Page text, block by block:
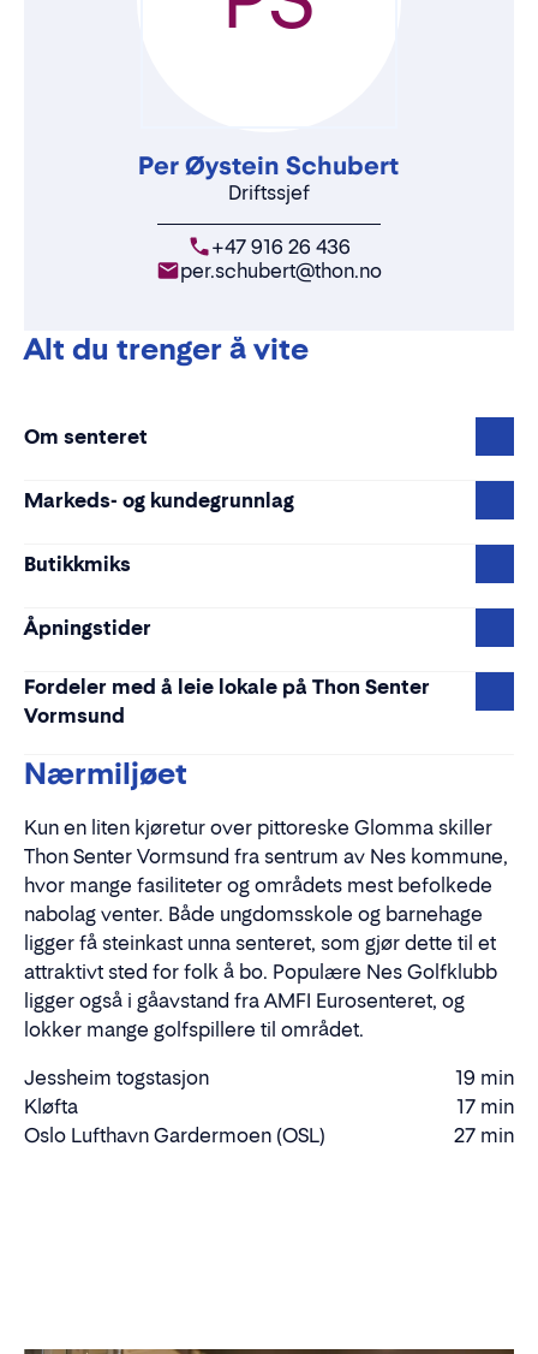
Per Øystein Schubert
Driftssjef
+47 916 26 436
per.schubert@thon.no
Alt du trenger å vite
Om senteret
Markeds- og kundegrunnlag
Butikkmiks
Åpningstider
Fordeler med å leie lokale på Thon Senter
Vormsund
Nærmiljøet
Kun en liten kjøretur over pittoreske Glomma skiller
Thon Senter Vormsund fra sentrum av Nes kommune,
hvor mange fasiliteter og områdets mest befolkede
nabolag venter. Både ungdomsskole og barnehage
ligger få steinkast unna senteret, som gjør dette til et
attraktivt sted for folk å bo. Populære Nes Golfklubb
ligger også i gåavstand fra AMFI Eurosenteret, og
lokker mange golfspillere til området.
Jessheim togstasjon
19 min
Kjøretid
Kløfta 17 min
Kjøretid
Oslo Lufthavn Gardermoen (OSL) 27 min
Kjøretid